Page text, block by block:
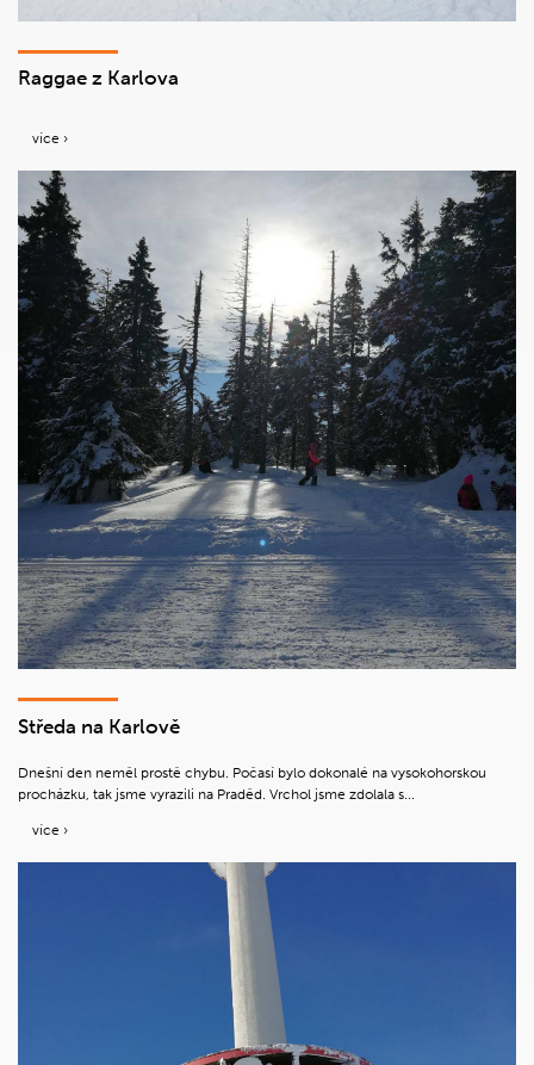
Raggae z Karlova
více ›
Středa na Karlově
Dnešní den neměl prostě chybu. Počasí bylo dokonalé na vysokohorskou
procházku, tak jsme vyrazili na Praděd. Vrchol jsme zdolala s...
více ›